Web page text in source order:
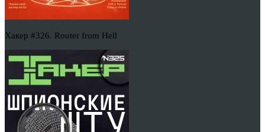
Хакер #326. Router from Hell